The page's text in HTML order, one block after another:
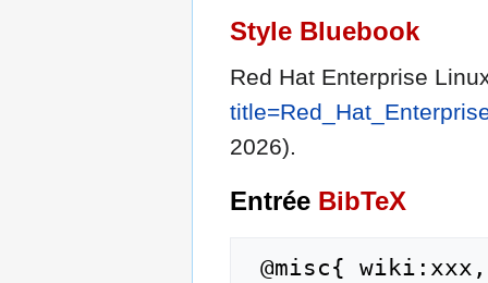
Style Bluebook
Red Hat Enterprise
2026).
Entrée BibTeX